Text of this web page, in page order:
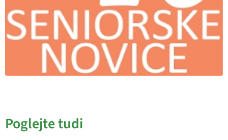
Poglejte tudi